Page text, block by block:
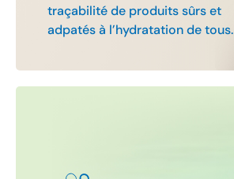
traçabilité de produits sûrs et
adpatés à l’hydratation de tous.